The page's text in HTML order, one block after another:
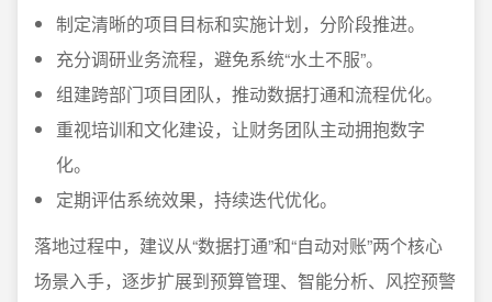
制定清晰的项目目标和实施计划，分阶段推进。
充分调研业务流程，避免系统“水土不服”。
组建跨部门项目团队，推动数据打通和流程优化。
重视培训和文化建设，让财务团队主动拥抱数字
化。
定期评估系统效果，持续迭代优化。
落地过程中，建议从“数据打通”和“自动对账”两个核心
场景入手，逐步扩展到预算管理、智能分析、风控预警